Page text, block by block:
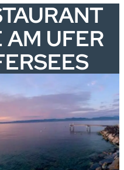
AM UFER